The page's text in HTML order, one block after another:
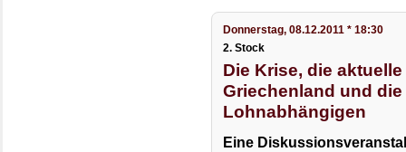
Donnerstag, 08.12.2011 * 18:30
2. Stock
Die Krise, die
Griechenland und
Lohnabhängigen
Eine